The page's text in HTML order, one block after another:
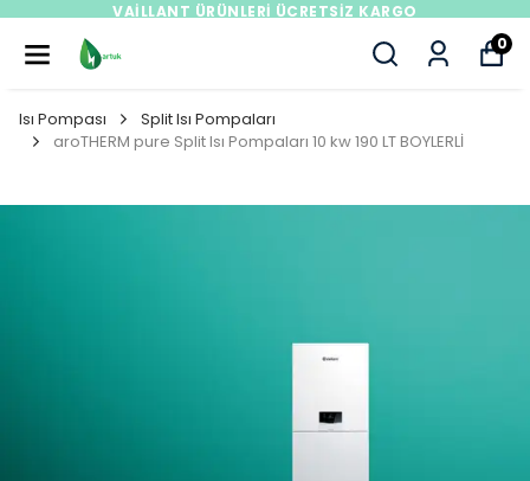
MÜŞTERI DESTEK HATTI : +908508406823
0
Isı Pompası
Split Isı Pompaları
aroTHERM pure Split Isı Pompaları 10 kw 190 LT BOYLERLİ